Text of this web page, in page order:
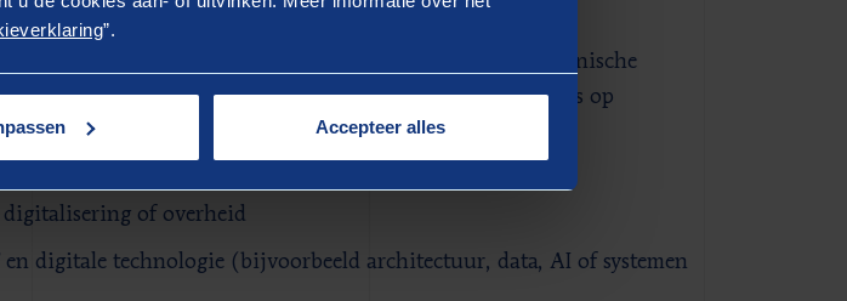
”.
Accepteer alles
in bestuurskunde, informatiemanagement, technische
of een vergelijkbare studie, aangevuld met een focus op
digitalisering of overheid
digitale technologie (bijvoorbeeld architectuur, data, AI of systemen